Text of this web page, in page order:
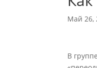
Май 26,
В